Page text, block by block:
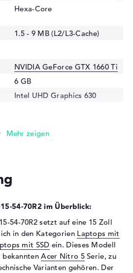
Hexa-Core
1.5 - 9 MB (L2/L3-Cache)
NVIDIA GeForce GTX 1660 Ti
6 GB
Intel UHD Graphics 630
8 GB
PCIe
ohne Laufwerk
54-70R2 im Überblick:
54-70R2 setzt auf eine 15 Zoll
in den Kategorien Laptops mit
mit SSD ein. Dieses Modell
bekanntenAcer Nitro 5Serie, zu
Varianten gehören. Der